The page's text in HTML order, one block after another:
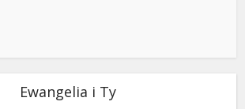
Ewangelia i Ty